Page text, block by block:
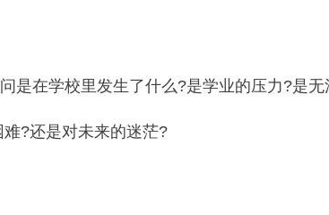
是在学校里发生了什么?是学业的压力?是
?还是对未来的迷茫?